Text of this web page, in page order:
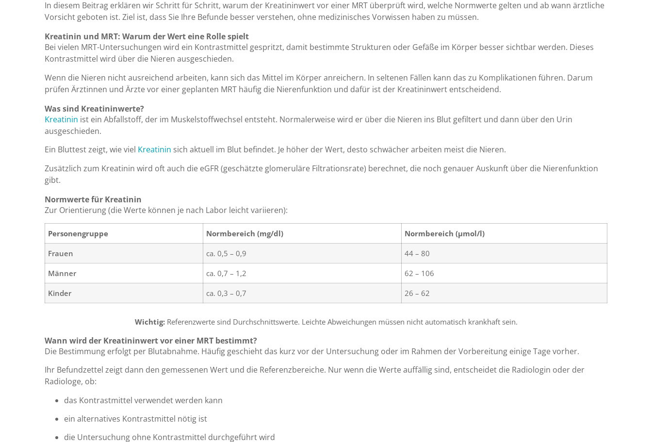
In diesem Beitrag erklären wir Schritt für Schritt, warum der Kreatininwert vor einer MRT überprüft wird, welche Normwerte gelten und ab wann ärztliche
Vorsicht geboten ist. Ziel ist, dass Sie Ihre Befunde besser verstehen, ohne medizinisches Vorwissen haben zu müssen.
Kreatinin und MRT: Warum der Wert eine Rolle spielt
Bei vielen MRT-Untersuchungen wird ein Kontrastmittel gespritzt, damit bestimmte Strukturen oder Gefäße im Körper besser sichtbar werden. Dieses
Kontrastmittel wird über die Nieren ausgeschieden.
Wenn die Nieren nicht ausreichend arbeiten, kann sich das Mittel im Körper anreichern. In seltenen Fällen kann das zu Komplikationen führen. Darum
prüfen Ärztinnen und Ärzte vor einer geplanten MRT häufig die Nierenfunktion und dafür ist der Kreatininwert entscheidend.
Was sind Kreatininwerte?
Kreatinin ist ein Abfallstoff, der im Muskelstoffwechsel entsteht. Normalerweise wird er über die Nieren ins Blut gefiltert und dann über den Urin
ausgeschieden.
Ein Bluttest zeigt, wie viel Kreatinin sich aktuell im Blut befindet. Je höher der Wert, desto schwächer arbeiten meist die Nieren.
Zusätzlich zum Kreatinin wird oft auch die eGFR (geschätzte glomeruläre Filtrationsrate) berechnet, die noch genauer Auskunft über die Nierenfunktion
gibt.
Normwerte für Kreatinin
Zur Orientierung (die Werte können je nach Labor leicht variieren):
Personengruppe Normbereich (mg/dl) Normbereich (µmol/l)
Frauen ca. 0,5 – 0,9 44 – 80
Männer ca. 0,7 – 1,2 62 – 106
Kinder ca. 0,3 – 0,7 26 – 62
Wichtig:Referenzwerte sind Durchschnittswerte. Leichte Abweichungen müssen nicht automatisch krankhaft sein.
Wann wird der Kreatininwert vor einer MRT bestimmt?
Die Bestimmung erfolgt per Blutabnahme. Häufig geschieht das kurz vor der Untersuchung oder im Rahmen der Vorbereitung einige Tage vorher.
Ihr Befundzettel zeigt dann den gemessenen Wert und die Referenzbereiche. Nur wenn die Werte auffällig sind, entscheidet die Radiologin oder der
Radiologe, ob:
das Kontrastmittel verwendet werden kann
ein alternatives Kontrastmittel nötig ist
die Untersuchung ohne Kontrastmittel durchgeführt wird